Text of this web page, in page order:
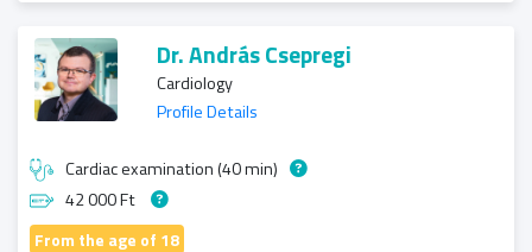
Dr. András Csepregi
Cardiology
Profile Details
Cardiac examination (40 min)
42 000 Ft
From the age of 18